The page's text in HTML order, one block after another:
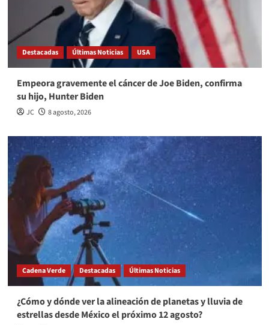
Destacadas Últimas Noticias USA
Empeora gravemente el cáncer de Joe Biden, confirma
su hijo, Hunter Biden
JC 8 agosto, 2026
Cadena Verde Destacadas Últimas Noticias
¿Cómo y dónde ver la alineación de planetas y lluvia de
estrellas desde México el próximo 12 agosto?